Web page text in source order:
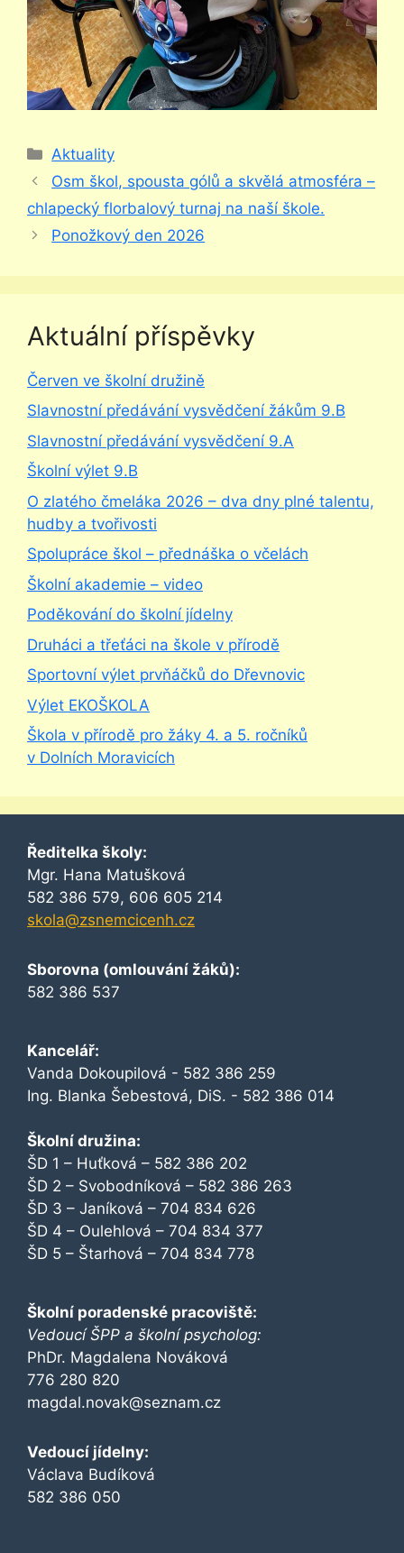
Rubriky
Aktuality
Osm škol, spousta gólů a skvělá atmosféra –
chlapecký florbalový turnaj na naší škole.
Ponožkový den 2026
Aktuální příspěvky
Červen ve školní družině
Slavnostní předávání vysvědčení žákům 9.B
Slavnostní předávání vysvědčení 9.A
Školní výlet 9.B
O zlatého čmeláka 2026 – dva dny plné talentu,
hudby a tvořivosti
Spolupráce škol – přednáška o včelách
Školní akademie – video
Poděkování do školní jídelny
Druháci a třeťáci na škole v přírodě
Sportovní výlet prvňáčků do Dřevnovic
Výlet EKOŠKOLA
Škola v přírodě pro žáky 4. a 5. ročníků
v Dolních Moravicích
Ředitelka školy:
Mgr. Hana Matušková
582 386 579, 606 605 214
skola@zsnemcicenh.cz
Sborovna (omlouvání žáků):
582 386 537
Kancelář:
Vanda Dokoupilová - 582 386 259
Ing. Blanka Šebestová, DiS. - 582 386 014
Školní družina:
ŠD 1 – Huťková – 582 386 202
ŠD 2 – Svobodníková – 582 386 263
ŠD 3 – Janíková – 704 834 626
ŠD 4 – Oulehlová – 704 834 377
ŠD 5 – Štarhová – 704 834 778
Školní poradenské pracoviště:
Vedoucí ŠPP a školní psycholog:
PhDr. Magdalena Nováková
776 280 820
magdal.novak@seznam.cz
Vedoucí jídelny:
Václava Budíková
582 386 050